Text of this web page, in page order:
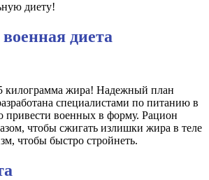
диету!
диета
килограмма жира! Надежный план
специалистами по питанию в
привести военных в форму. Рацион
чтобы сжигать излишки жира в теле
чтобы быстро стройнеть.